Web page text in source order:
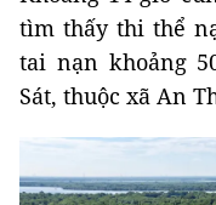
tìm thấy thi thể
tai nạn khoảng
Sát, thuộc xã An